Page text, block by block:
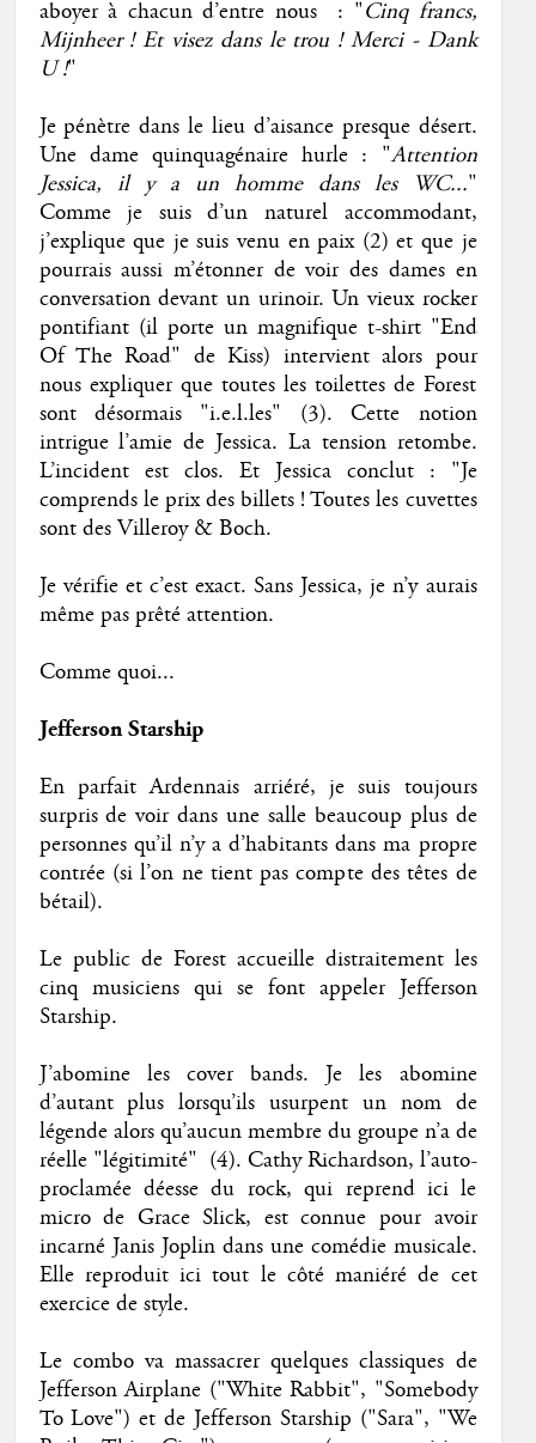
aboyer à chacun d’entre nous : "Cinq francs,
Mijnheer ! Et visez dans le trou ! Merci - Dank
U !"
Je pénètre dans le lieu d’aisance presque désert.
Une dame quinquagénaire hurle : "Attention
Jessica, il y a un homme dans les WC..."
Comme je suis d’un naturel accommodant,
j’explique que je suis venu en paix (2) et que je
pourrais aussi m’étonner de voir des dames en
conversation devant un urinoir. Un vieux rocker
pontifiant (il porte un magnifique t-shirt "End
Of The Road" de Kiss) intervient alors pour
nous expliquer que toutes les toilettes de Forest
sont désormais "i.e.l.les" (3). Cette notion
intrigue l’amie de Jessica. La tension retombe.
L’incident est clos. Et Jessica conclut : "Je
comprends le prix des billets ! Toutes les cuvettes
sont des Villeroy & Boch.
Je vérifie et c’est exact. Sans Jessica, je n’y aurais
même pas prêté attention.
Comme quoi...
Jefferson Starship
En parfait Ardennais arriéré, je suis toujours
surpris de voir dans une salle beaucoup plus de
personnes qu’il n’y a d’habitants dans ma propre
contrée (si l’on ne tient pas compte des têtes de
bétail).
Le public de Forest accueille distraitement les
cinq musiciens qui se font appeler Jefferson
Starship.
J’abomine les cover bands. Je les abomine
d’autant plus lorsqu’ils usurpent un nom de
légende alors qu’aucun membre du groupe n’a de
réelle "légitimité" (4). Cathy Richardson, l’auto-
proclamée déesse du rock, qui reprend ici le
micro de Grace Slick, est connue pour avoir
incarné Janis Joplin dans une comédie musicale.
Elle reproduit ici tout le côté maniéré de cet
exercice de style.
Le combo va massacrer quelques classiques de
Jefferson Airplane ("White Rabbit", "Somebody
To Love") et de Jefferson Starship ("Sara", "We